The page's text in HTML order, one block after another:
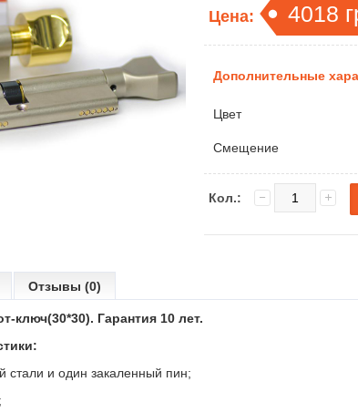
Цена: 4018
Дополнительные
Цвет
Смещение
Кол.:
Отзывы (0)
ключ(30*30). Гарантия 10 лет.
и один закаленный пин;